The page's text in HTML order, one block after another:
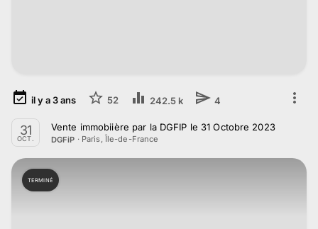
il y a3ans 52 242.5 k 4
31
OCT.
Vente immobiière par la DGFIP le 31 Octobre 2023
DGFiP · Paris, Île-de-France
TERMINÉ